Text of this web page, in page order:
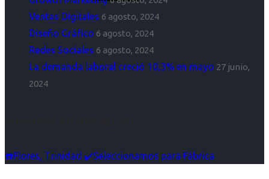
Ventas Digitales 6 agosto, 2024
Diseño Gráfico 6 agosto, 2024
Redes Sociales 6 agosto, 2024
La demanda laboral creció 10,3% en mayo 27 junio,
2024
☎️Flores, Trinidad ✔️Seleccionamos para Fábrica